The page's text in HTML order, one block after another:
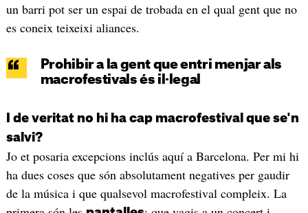
un barri pot ser un espai de trobada en el qual gent que no
es coneix teixeixi aliances.
Prohibir a la gent que entri menjar als
macrofestivals és il·legal
I de veritat no hi ha cap macrofestival que se'n
salvi?
Jo et posaria excepcions inclús aquí a Barcelona. Per mi hi
ha dues coses que són absolutament negatives per gaudir
de la música i que qualsevol macrofestival compleix. La